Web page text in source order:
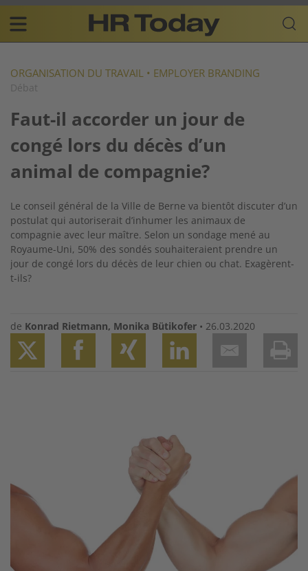
Skip
content
Plattform
für
Resources
navigation
FR
ORGANISATION DU TRAVAIL • EMPLOYER BRANDING
Débat
Faut-il accorder un jour de
congé lors du décès d’un
animal de compagnie?
Le conseil général de la Ville de Berne va bientôt discuter d’un
postulat qui autoriserait d’inhumer les animaux de
compagnie avec leur maître. Selon un sondage mené au
Royaume-Uni, 50% des sondés souhaiteraient prendre un
jour de congé lors du décès de leur chien ou chat. Exagèrent-
t-ils?
de Konrad Rietmann, Monika Bütikofer • 26.03.2020